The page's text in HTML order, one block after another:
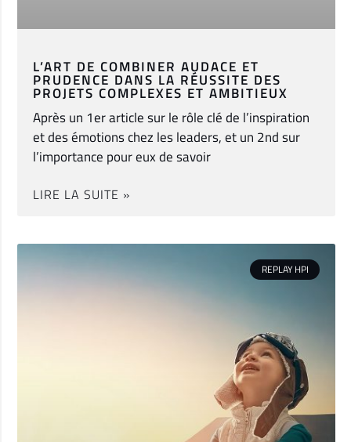
L’ART DE COMBINER AUDACE ET
PRUDENCE DANS LA RÉUSSITE DES
PROJETS COMPLEXES ET AMBITIEUX
Après un 1er article sur le rôle clé de l’inspiration
et des émotions chez les leaders, et un 2nd sur
l’importance pour eux de savoir
LIRE LA SUITE »
REPLAY HPI